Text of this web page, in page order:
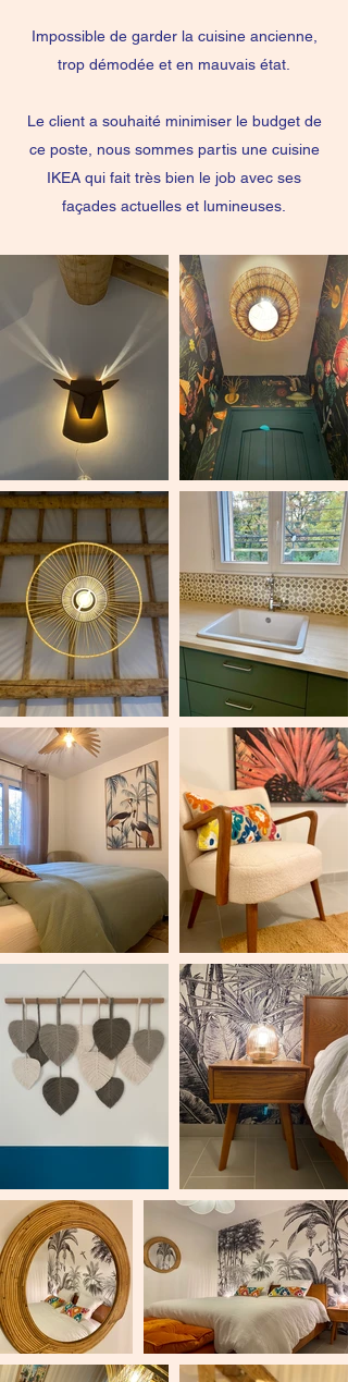
Impossible de garder la cuisine ancienne,
trop démodée et en mauvais état.
Le client a souhaité minimiser le budget de
ce poste, nous sommes partis une cuisine
IKEA qui fait très bien le job avec ses
façades actuelles et lumineuses.